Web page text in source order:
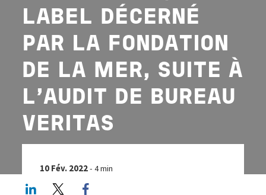
LABEL DÉCERNÉ
PAR LA FONDATION
DE LA MER, SUITE À
L’AUDIT DE BUREAU
VERITAS
10 Fév. 2022- 4 min
LinkedInTwitter